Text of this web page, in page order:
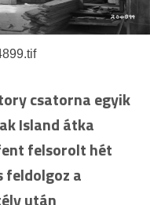
csatorna egyik
Island átka
felsorolt hét
feldolgoz a
után